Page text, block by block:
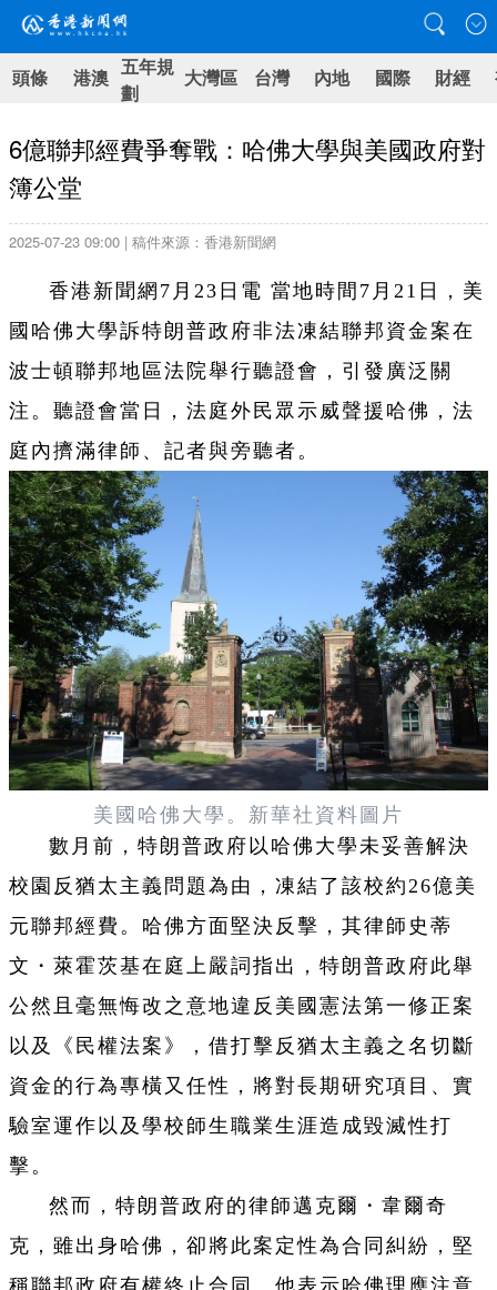
頭條 港澳 五年規
劃
大灣區 台灣 內地 國際 財經
6億聯邦經費爭奪戰：哈佛大學與美國政府對
簿公堂
2025-07-23 09:00 | 稿件來源：香港新聞網
香港新聞網7月23日電 當地時間7月21日，美
國哈佛大學訴特朗普政府非法凍結聯邦資金案在
波士頓聯邦地區法院舉行聽證會，引發廣泛關
注。聽證會當日，法庭外民眾示威聲援哈佛，法
庭內擠滿律師、記者與旁聽者。
美國哈佛大學。新華社資料圖片
數月前，特朗普政府以哈佛大學未妥善解決
校園反猶太主義問題為由，凍結了該校約26億美
元聯邦經費。哈佛方面堅決反擊，其律師史蒂
文・萊霍茨基在庭上嚴詞指出，特朗普政府此舉
公然且毫無悔改之意地違反美國憲法第一修正案
以及《民權法案》，借打擊反猶太主義之名切斷
資金的行為專橫又任性，將對長期研究項目、實
驗室運作以及學校師生職業生涯造成毀滅性打
擊。
然而，特朗普政府的律師邁克爾・韋爾奇
克，雖出身哈佛，卻將此案定性為合同糾紛，堅